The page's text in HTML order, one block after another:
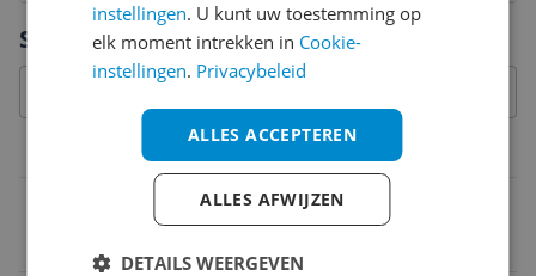
Specificaties
Verpakkingsinhoud
Vraag 1 van 4
instellingen. U kunt uw toestemming op
elk moment intrekken in Cookie-
instellingen. Privacybeleid
ALLES ACCEPTEREN
ALLES AFWIJZEN
DETAILS WEERGEVEN